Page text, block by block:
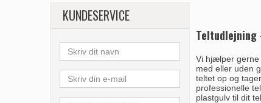
KUNDESERVICE
Vi hjælper gerne
med eller uden
teltet op og
professionelle
plastgulv til dit